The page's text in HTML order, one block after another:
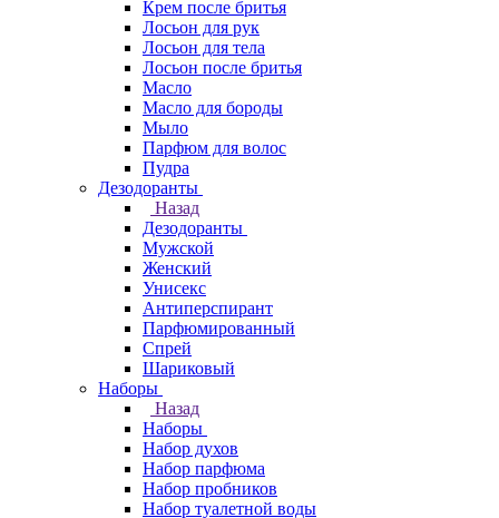
Крем после бритья
Лосьон для рук
Лосьон для тела
Лосьон после бритья
Масло
Масло для бороды
Мыло
Парфюм для волос
Пудра
Дезодоранты
Назад
Дезодоранты
Мужской
Женский
Унисекс
Антиперспирант
Парфюмированный
Спрей
Шариковый
Наборы
Назад
Наборы
Набор духов
Набор парфюма
Набор пробников
Набор туалетной воды